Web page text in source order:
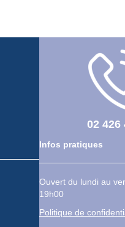
02 426
Infos pratiques
Ouvert du lundi au
19h00
Politique de